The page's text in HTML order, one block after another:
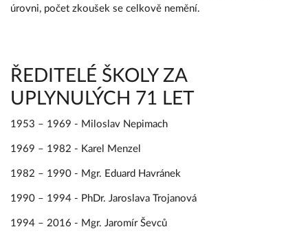
úrovni, počet zkoušek se celkově nemění.
ŘEDITELÉ ŠKOLY ZA
UPLYNULÝCH 71 LET
1953 – 1969 - Miloslav Nepimach
1969 – 1982 - Karel Menzel
1982 – 1990 - Mgr. Eduard Havránek
1990 – 1994 - PhDr. Jaroslava Trojanová
1994 – 2016 - Mgr. Jaromír Ševců